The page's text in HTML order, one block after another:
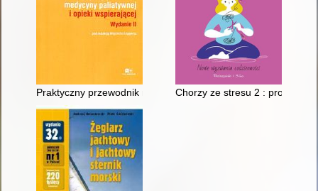
Praktyczny przewodnik medycyny paliatywnej i opieki
Chorzy ze stresu 2 : problemy